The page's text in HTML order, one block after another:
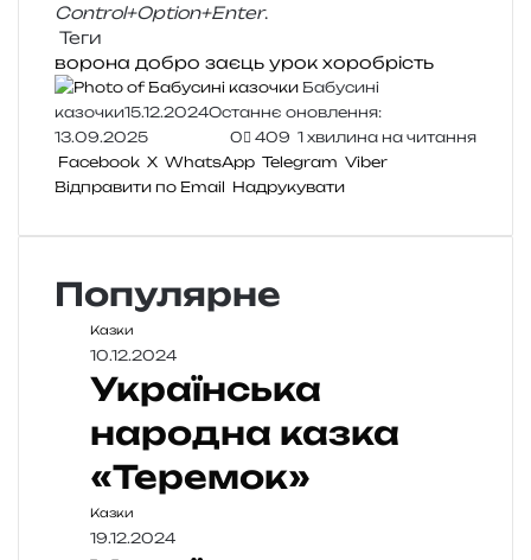
Control+Option+Enter.
Теги
ворона добро заєць урок хоробрість
Бабусині
казочки15.12.2024Останнє оновлення:
13.09.2025
0 409 1 хвилина на читання
Facebook X WhatsApp Telegram Viber
Відправити по Email Надрукувати
Популярне
Казки
10.12.2024
Українська
народна казка
«Теремок»
Казки
19.12.2024